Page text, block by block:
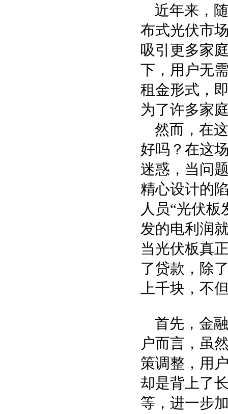
近年来，
布式光伏市
吸引更多家
下，用户无
租金形式，
为了许多家
然而，在
好吗？在这
迷惑，当问
精心设计的
人员“光伏
发的电利润
当光伏板真
了贷款，除
上千块，不
首先，金
户而言，虽
策调整，用
却是背上了
等，进一步